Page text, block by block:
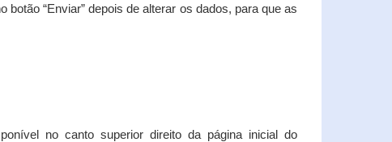
“Enviar” depois de alterar os dados, para que as
no canto superior direito da página inicial do